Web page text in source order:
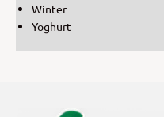
Winter
Yoghurt